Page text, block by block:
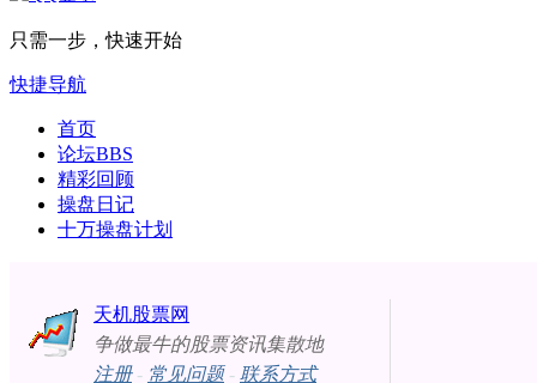
只需一步，快速开始
快捷导航
首页
论坛BBS
精彩回顾
操盘日记
十万操盘计划
天机股票网
争做最牛的股票资讯集散地
注册- 常见问题- 联系方式